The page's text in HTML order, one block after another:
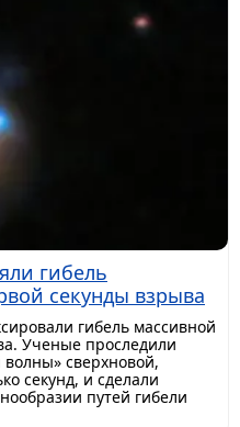
гибель
секунды взрыва
гибель массивной
Ученые проследили
сверхновой,
секунд, и сделали
путей гибели